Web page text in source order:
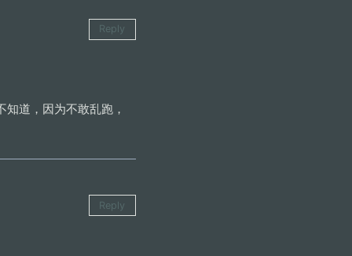
道，因为不敢乱跑，
Reply
Reply